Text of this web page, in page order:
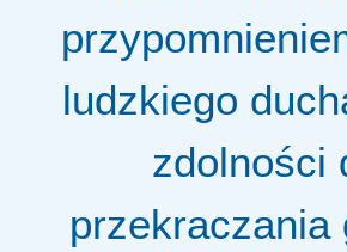
ludzkiego
zdolności
przekraczania